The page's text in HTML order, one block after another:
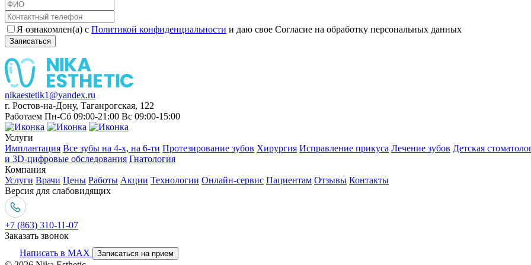
Я ознакомлен(а) с Политикой конфиденциальности и даю свое Согласие на обработку персональных данных
Записаться
nikaestetik1@yandex.ru
г. Ростов-на-Дону, Таганрогская, 122
Работаем Пн-Сб 09:00-21:00 Вс 09:00-15:00
Услуги
Имплантация Все зубы на 4-х, на 6-ти Протезирование зубов Хирургия Исправление прикуса Лечение зубов Детская
и 3D-цифровые обследования Гнатология
Компания
Услуги Врачи Цены Работы Акции Технологии Онлайн-сервис Пациентам Отзывы Контакты
Версия для слабовидящих
+7 (863) 310-11-07
Заказать звонок
Написать в MAX
Записаться на прием